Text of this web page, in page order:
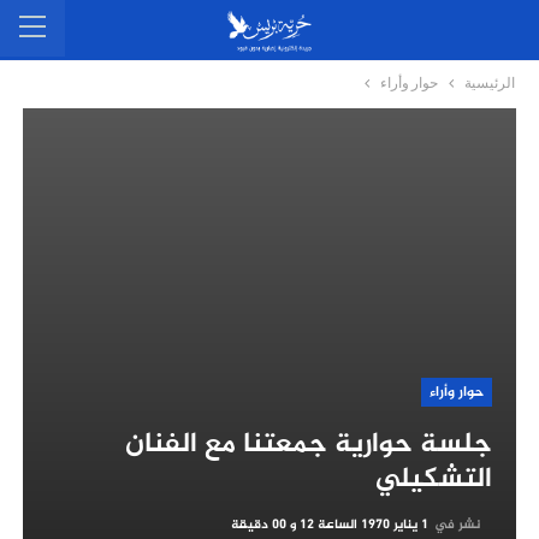
الرئيسية حوار وأراء
حوار وأراء
جلسة حوارية جمعتنا مع الفنان
التشكيلي
نشر في 1 يناير 1970 الساعة 12 و 00 دقيقة